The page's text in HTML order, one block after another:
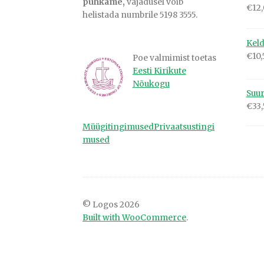
puhkame, vajadusel võib
helistada numbrile 5198 3555.
Poe valmimist toetas
Eesti Kirikute
Nõukogu
MüügitingimusedPrivaatsustingi
mused
€
€
€
© Logos 2026
Built with WooCommerce.